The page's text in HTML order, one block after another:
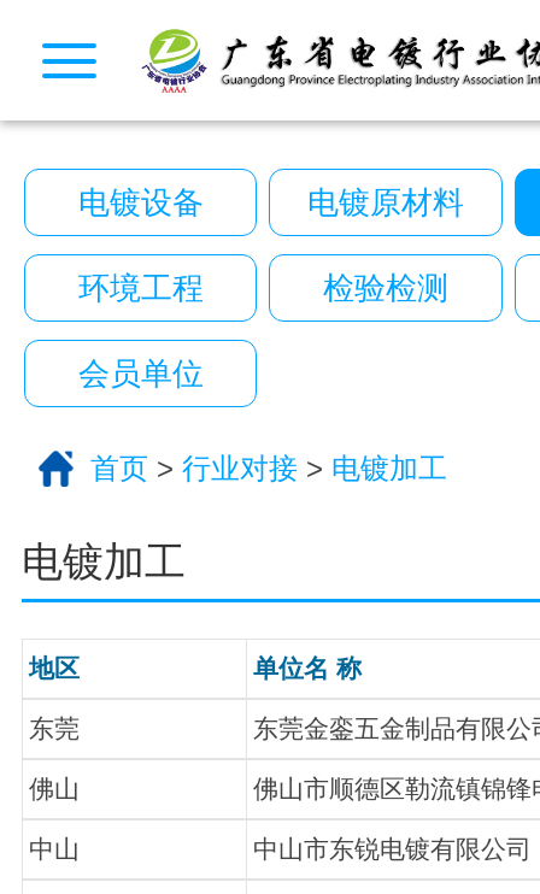
电镀设备 电镀原材料
环境工程 检验检测
会员单位
首页 > 行业对接 > 电镀加工
电镀加工
地区 单位名 称
东莞 东莞金銮五金制品有限公
佛山 佛山市顺德区勒流镇锦锋
中山 中山市东锐电镀有限公司
10222390号
技术支持:艾迪品牌策划
关于我们
服务分类
电话咨询
返回首页